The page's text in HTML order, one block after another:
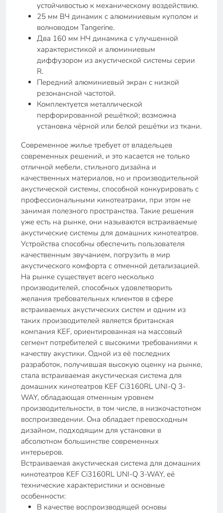
устойчивостью к механическому воздействию.
25 мм ВЧ динамик с алюминиевым куполом и
волноводом Tangerine.
Два 160 мм НЧ динамика с улучшенной
характеристикой и алюминиевым
диффузором из акустической системы серии
R.
Передний алюминиевый экран с низкой
резонансной частотой.
Комплектуется металлической
перфорированной решёткой; возможна
установка чёрной или белой решётки из ткани.
Современное жилье требует от владельцев
современных решений, и это касается не только
отличной мебели, стильного дизайна и
качественных материалов, но и производительной
акустической системы, способной конкурировать с
профессиональными кинотеатрами, при этом не
занимая полезного пространства. Такие решения
уже есть на рынке, они называются встраиваемые
акустические системы для домашних кинотеатров.
Устройства способны обеспечить пользователя
качественным звучанием, погрузить в мир
акустического комфорта с отменной детализацией.
На рынке существует всего несколько
производителей, способных удовлетворить
желания требовательных клиентов в сфере
встраиваемых акустических систем и одним из
таких производителей является британская
компания KEF, ориентированная на массовый
сегмент потребителей с высокими требованиями к
качеству акустики. Одной из её последних
разработок, получившая высокую оценку на рынке,
стала встраиваемая акустическая система для
домашних кинотеатров KEF Ci3160RL UNI-Q 3-
WAY, обладающая отменным уровнем
производительности, в том числе, в низкочастотном
воспроизведении. Она обладает превосходным
дизайном, подходящим для установки в
абсолютном большинстве современных
интерьеров.
Встраиваемая акустическая система для домашних
кинотеатров KEF Ci3160RL UNI-Q 3-WAY, её
технические характеристики и основные
особенности:
В качестве воспроизводящей основы